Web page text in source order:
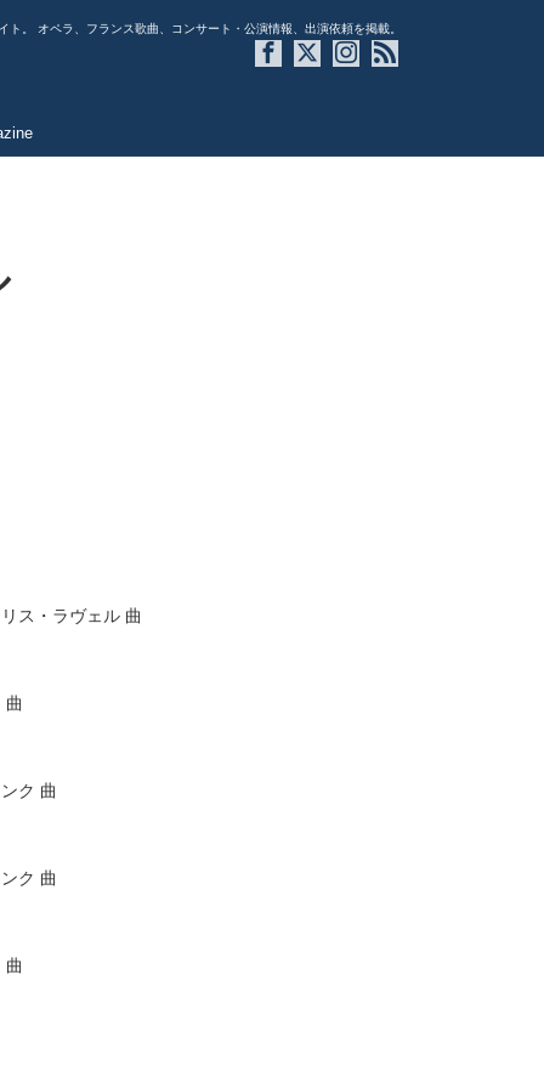
ト。 オペラ、フランス歌曲、コンサート・公演情報、出演依頼を掲載。
ス・ラヴェル 曲
曲
ク 曲
ク 曲
曲